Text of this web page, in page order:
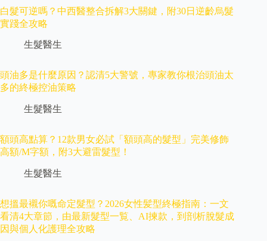
白髮可逆嗎？中西醫整合拆解3大關鍵，附30日逆齡烏髮
實踐全攻略
生髮醫生
頭油多是什麼原因？認清5大警號，專家教你根治頭油太
多的終極控油策略
生髮醫生
額頭高點算？12款男女必試「額頭高的髮型」完美修飾
高額/M字額，附3大避雷髮型！
生髮醫生
想搵最襯你嘅命定髮型？2026女性髪型終極指南：一文
看清4大章節，由最新髮型一覧、AI揀款，到剖析脫髮成
因與個人化護理全攻略